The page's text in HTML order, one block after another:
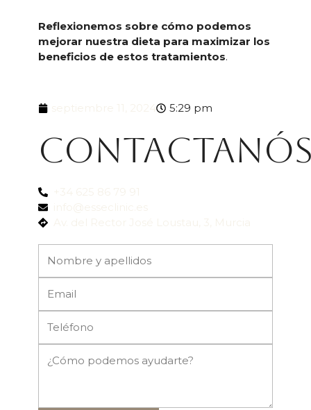
Reflexionemos sobre cómo podemos
mejorar nuestra dieta para maximizar los
beneficios de estos tratamientos.
5:29 pm